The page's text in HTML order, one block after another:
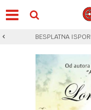
BESPLATNA